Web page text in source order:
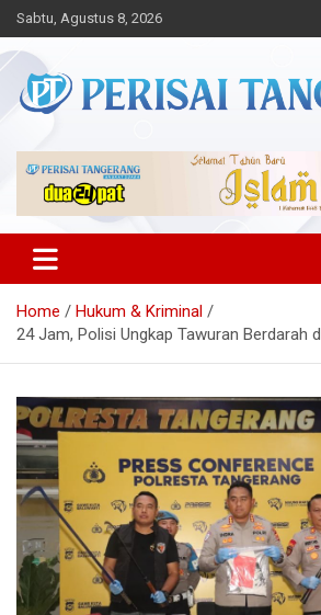
Skip
to
content
Sabtu, Agustus 8, 2026
Perisai Tangerang –
Suara
Home
Hukum & Kriminal
24 Jam, Polisi Ungkap Tawuran Berdarah